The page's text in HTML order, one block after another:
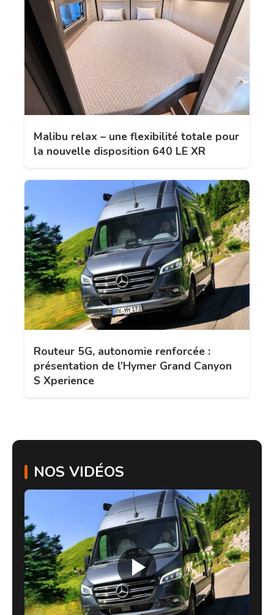
Malibu relax – une flexibilité totale pour
la nouvelle disposition 640 LE XR
Routeur 5G, autonomie renforcée :
présentation de l’Hymer Grand Canyon
S Xperience
NOS VIDÉOS